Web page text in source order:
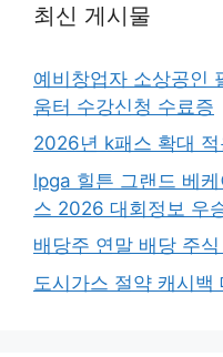
최신 게시물
예비창업자 소상공인
움터 수강신청 수료증
2026년 k패스 확대
lpga 힐튼 그랜드 베
스 2026 대회정보 우
배당주 연말 배당 주
도시가스 절약 캐시백